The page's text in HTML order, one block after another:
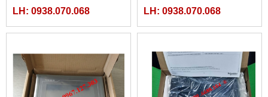
LH: 0938.070.068 LH: 0938.070.068